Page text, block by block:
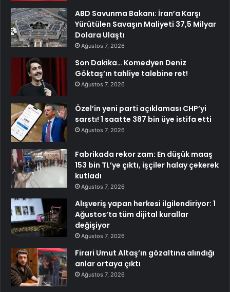
ABD Savunma Bakanı: İran’a Karşı
Yürütülen Savaşın Maliyeti 37,5 Milyar
Dolara Ulaştı
Ağustos 7, 2026
Son Dakika… Komedyen Deniz
Göktaş’ın tahliye talebine ret!
Ağustos 7, 2026
Özel’in yeni parti açıklaması CHP’yi
sarstı! 1 saatte 387 bin üye istifa etti
Ağustos 7, 2026
Fabrikada rekor zam: En düşük maaş
153 bin TL’ye çıktı, işçiler halay çekerek
kutladı
Ağustos 7, 2026
Alışveriş yapan herkesi ilgilendiriyor: 1
Ağustos’ta tüm dijital kurallar
değişiyor
Ağustos 7, 2026
Firari Umut Altaş’ın gözaltına alındığı
anlar ortaya çıktı
Ağustos 7, 2026